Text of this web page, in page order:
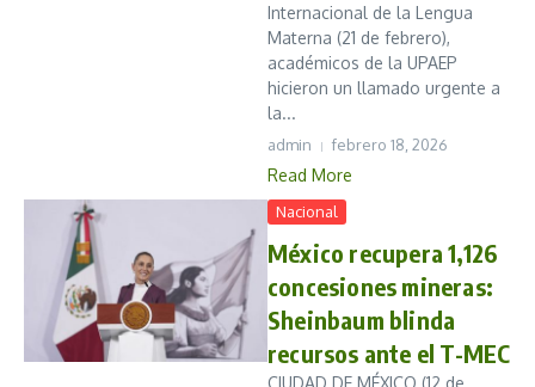
Internacional de la Lengua
Materna (21 de febrero),
académicos de la UPAEP
hicieron un llamado urgente a
la...
admin febrero 18, 2026
Read More
Nacional
México recupera 1,126
concesiones mineras:
Sheinbaum blinda
recursos ante el T-MEC